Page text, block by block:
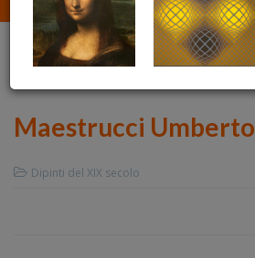
Maestrucci Umberto
Dipinti del XIX secolo